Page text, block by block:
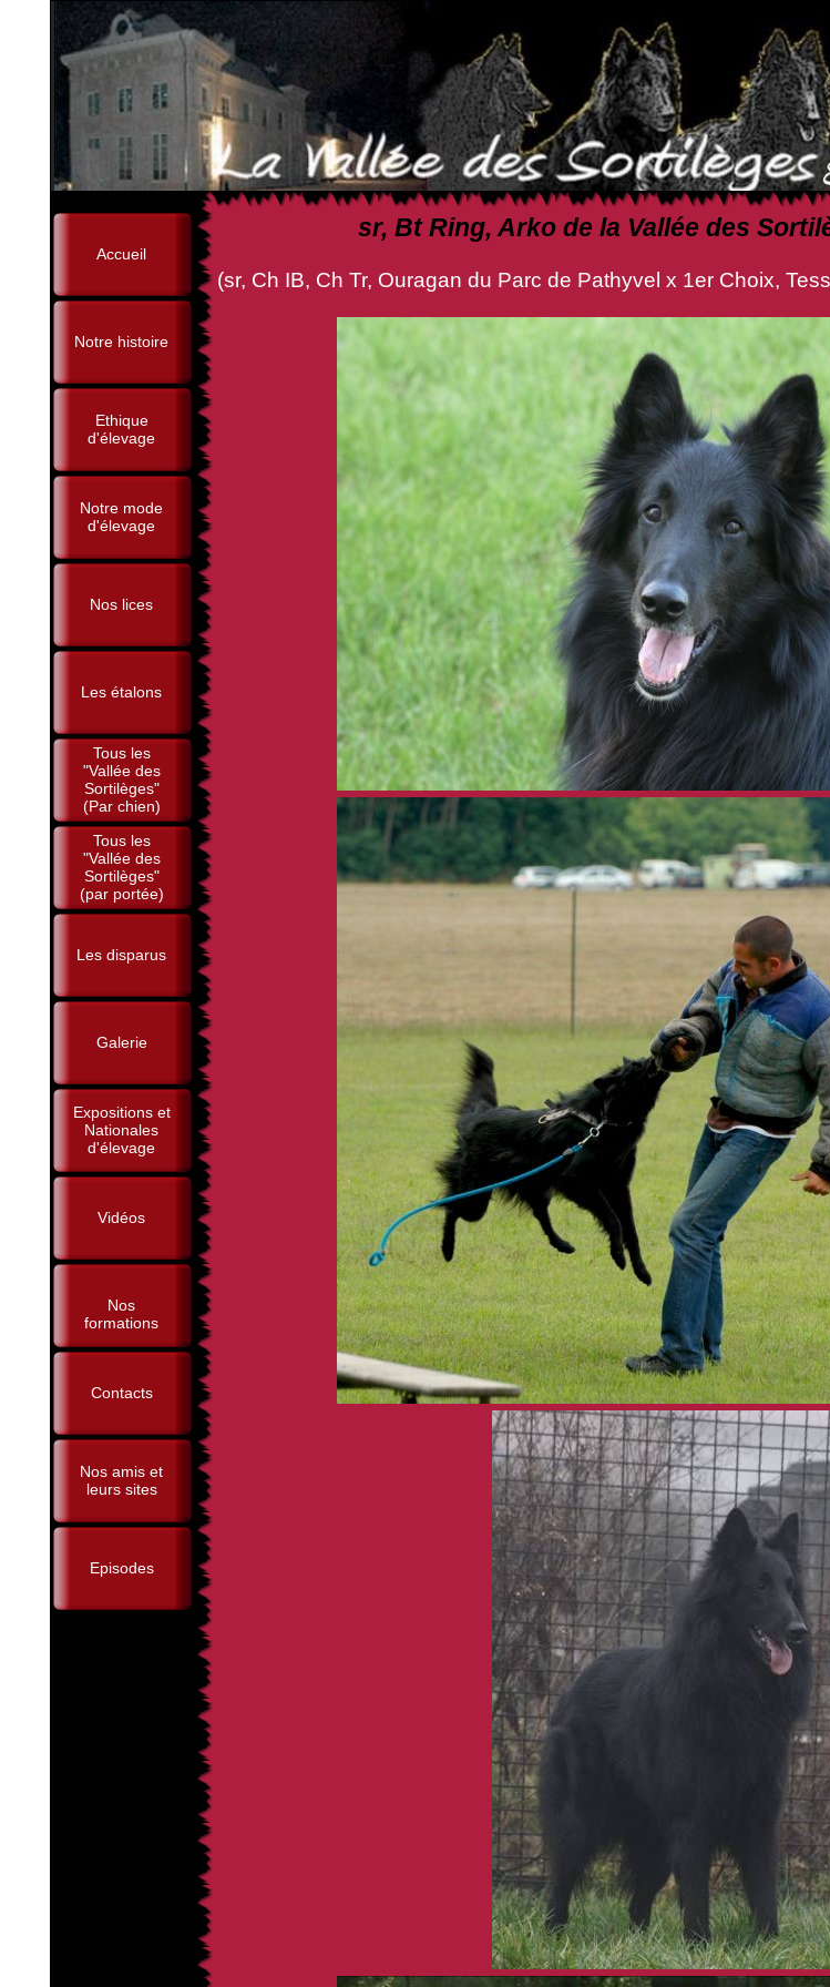
Accueil
Notre histoire
Ethique
d'élevage
Notre mode
d'élevage
Nos lices
Les étalons
Tous les
"Vallée des
Sortilèges"
(Par chien)
Tous les
"Vallée des
Sortilèges"
(par portée)
Les disparus
Galerie
Expositions et
Nationales
d'élevage
Vidéos
Nos
formations
Contacts
Nos amis et
leurs sites
Episodes
sr, Bt Ring, Arko de la Vallée des
(sr, Ch IB, Ch Tr, Ouragan du Parc de Pathyvel x 1er Choix,